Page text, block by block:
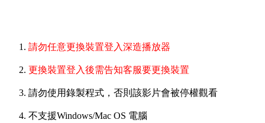
請勿任意更換裝置登入深造播放器
更換裝置登入後需告知客服要更換裝置
請勿使用錄製程式，否則該影片會被停權觀看
不支援Windows/Mac OS 電腦